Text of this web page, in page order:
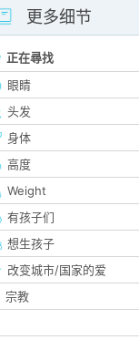
更多细节
正在尋找
眼睛
头发
身体
高度
Weight
有孩子们
想生孩子
改变城市/国家的爱
宗教